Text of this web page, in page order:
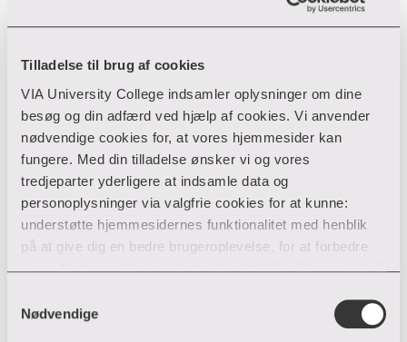
Tilladelse til brug af cookies
VIA University College indsamler oplysninger om dine
besøg og din adfærd ved hjælp af cookies. Vi anvender
nødvendige cookies for, at vores hjemmesider kan
fungere. Med din tilladelse ønsker vi og vores
tredjeparter yderligere at indsamle data og
personoplysninger via valgfrie cookies for at kunne:
understøtte hjemmesidernes funktionalitet med henblik
på at give dig en bedre brugeroplevelse, for at forbedre
vores hjemmesider og udarbejde statistik på baggrund af
hjemmesider og sociale netværk.
Nødvendige
Louise Marie Lausten
Banegårdsgade 2
8700 Horsens
87 55 42 18
lola@via.dk